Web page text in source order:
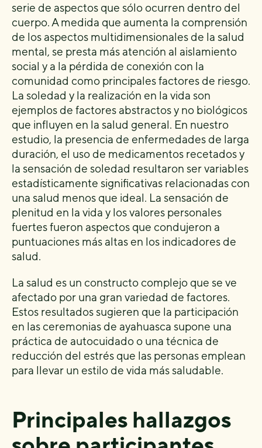
serie de aspectos que sólo ocurren dentro del
cuerpo. A medida que aumenta la comprensión
de los aspectos multidimensionales de la salud
mental, se presta más atención al aislamiento
social y a la pérdida de conexión con la
comunidad como principales factores de riesgo.
La soledad y la realización en la vida son
ejemplos de factores abstractos y no biológicos
que influyen en la salud general. En nuestro
estudio, la presencia de enfermedades de larga
duración, el uso de medicamentos recetados y
la sensación de soledad resultaron ser variables
estadísticamente significativas relacionadas con
una salud menos que ideal. La sensación de
plenitud en la vida y los valores personales
fuertes fueron aspectos que condujeron a
puntuaciones más altas en los indicadores de
salud.
La salud es un constructo complejo que se ve
afectado por una gran variedad de factores.
Estos resultados sugieren que la participación
en las ceremonias de ayahuasca supone una
práctica de autocuidado o una técnica de
reducción del estrés que las personas emplean
para llevar un estilo de vida más saludable.
Principales hallazgos